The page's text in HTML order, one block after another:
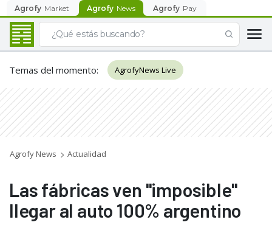
Agrofy Market Agrofy News Agrofy Pay
Temas del momento: AgrofyNews Live
Agrofy News Actualidad
Las fábricas ven "imposible"
llegar al auto 100% argentino